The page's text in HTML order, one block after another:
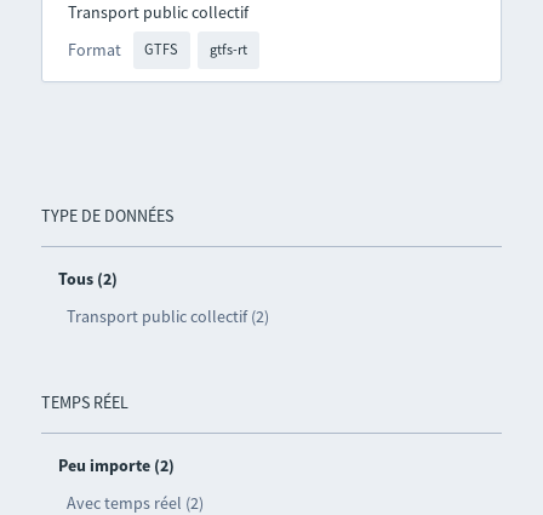
TYPE DE DONNÉES
Tous (2)
Transport public collectif (2)
TEMPS RÉEL
Peu importe (2)
Avec temps réel (2)
Format GTFS gtfs-rt
Transport public collectif